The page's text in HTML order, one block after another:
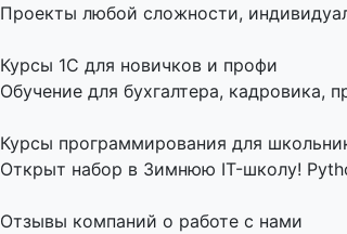
Проекты любой сложности,
Курсы 1С для новичков и профи
Обучение для бухгалтера, кадровика,
Курсы программирования для
Открыт набор в Зимнюю IT-школу!
Отзывы компаний о работе с нами